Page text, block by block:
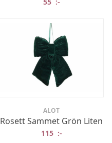
ALOT
Rosett Sammet Grön Liten
115 :-